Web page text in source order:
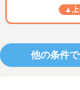
▲上
他の条件